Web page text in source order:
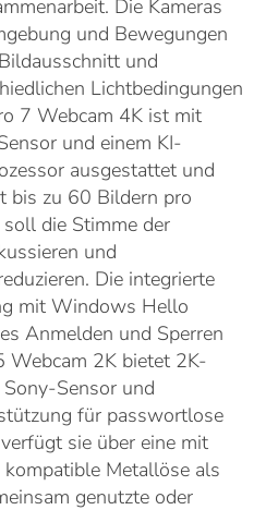
Die Kameras
und Bewegungen
und
Lichtbedingungen
7 Webcam 4K ist mit
und einem KI-
ausgestattet und
bis zu 60 Bildern pro
die Stimme der
und
Die integrierte
mit Windows Hello
Anmelden und Sperren
Webcam 2K bietet 2K-
Sensor und
für passwortlose
sie über eine mit
Metallöse als
genutzte oder